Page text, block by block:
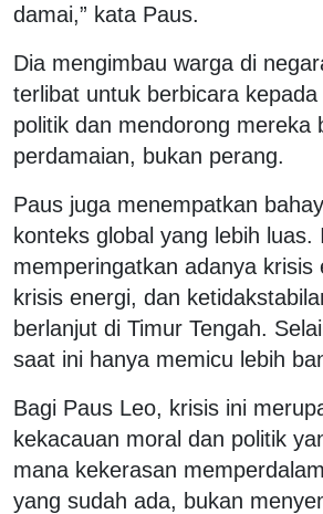
damai,” kata Paus.
Dia mengimbau warga di
terlibat untuk berbicara
politik dan mendorong mereka
perdamaian, bukan perang.
Paus juga menempatkan
konteks global yang lebih luas.
memperingatkan adanya krisis
krisis energi, dan
berlanjut di Timur Tengah.
saat ini hanya memicu lebih
Bagi Paus Leo, krisis ini
kekacauan moral dan politik
mana kekerasan
yang sudah ada, bukan